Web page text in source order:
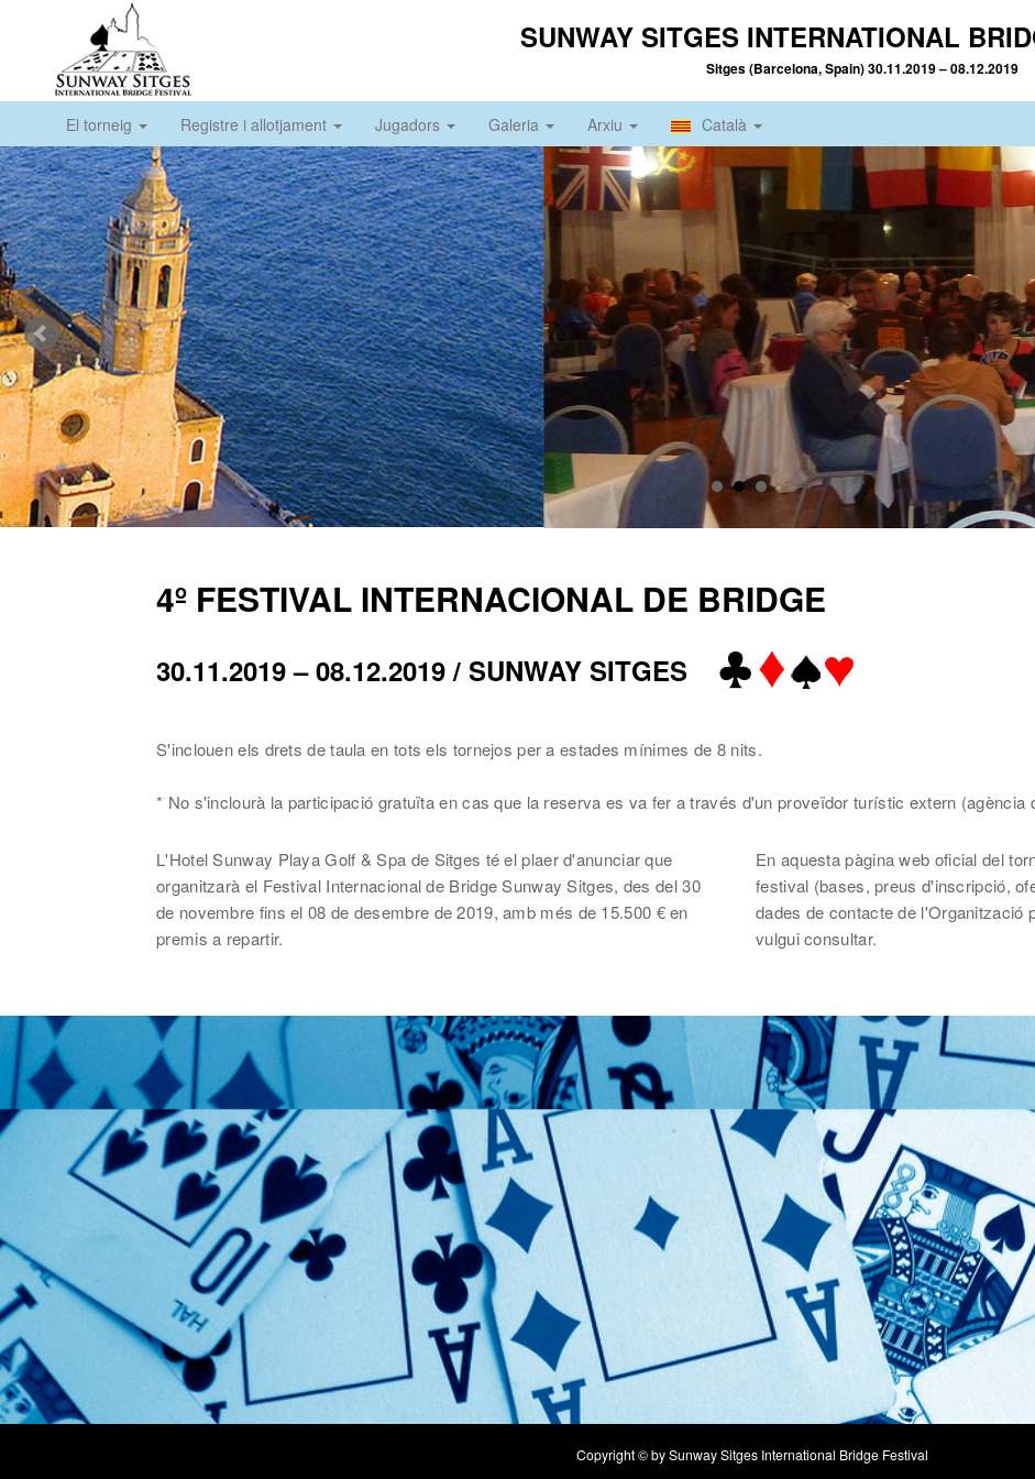
SUNWAY SITGES INTERNATIONAL
Sitges (Barcelona, Spain) 30.11.2019 – 08.12.2019
El torneig Registre i allotjament Jugadors Galeria Arxiu Català
4º FESTIVAL INTERNACIONAL DE BRIDGE
30.11.2019 – 08.12.2019 / SUNWAY SITGES
S'inclouen els drets de taula en tots els tornejos per a estades mínimes de 8 nits.
* No s'inclourà la participació gratuïta en cas que la reserva es va fer a través d'un proveïdor turístic extern (agència
L'Hotel Sunway Playa Golf & Spa de Sitges té el plaer d'anunciar que
organitzarà el Festival Internacional de Bridge Sunway Sitges, des del 30
de novembre fins el 08 de desembre de 2019, amb més de 15.500 € en
premis a repartir.
En aquesta pàgina web oficial del
festival (bases, preus d'inscripció,
dades de contacte de l'Organització
vulgui consultar.
Copyright © by Sunway Sitges International Bridge Festival